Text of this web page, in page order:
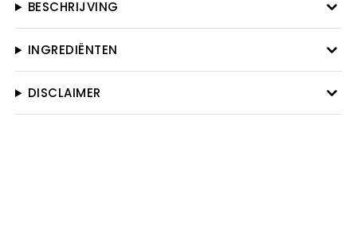
BESCHRIJVING
INGREDIËNTEN
DISCLAIMER